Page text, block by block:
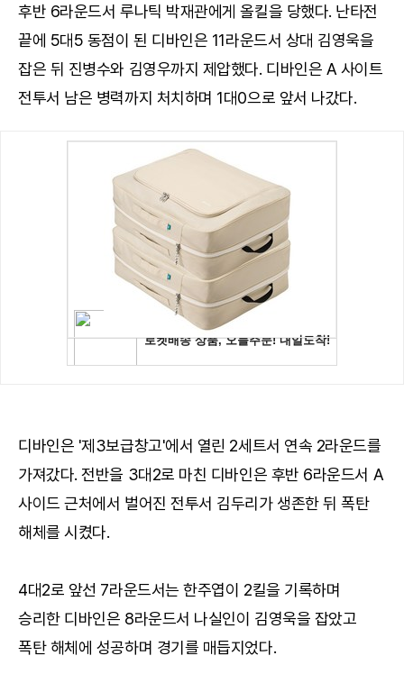
후반 6라운드서 루나틱 박재관에게 올킬을 당했다. 난타전
끝에 5대5 동점이 된 디바인은 11라운드서 상대 김영욱을
잡은 뒤 진병수와 김영우까지 제압했다. 디바인은 A 사이트
전투서 남은 병력까지 처치하며 1대0으로 앞서 나갔다.
디바인은 '제3보급창고'에서 열린 2세트서 연속 2라운드를
가져갔다. 전반을 3대2로 마친 디바인은 후반 6라운드서 A
사이드 근처에서 벌어진 전투서 김두리가 생존한 뒤 폭탄
해체를 시켰다.
4대2로 앞선 7라운드서는 한주엽이 2킬을 기록하며
승리한 디바인은 8라운드서 나실인이 김영욱을 잡았고
폭탄 해체에 성공하며 경기를 매듭지었다.